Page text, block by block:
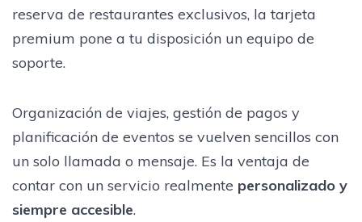
reserva de restaurantes exclusivos, la tarjeta
premium pone a tu disposición un equipo de
soporte.
Organización de viajes, gestión de pagos y
planificación de eventos se vuelven sencillos con
un solo llamada o mensaje. Es la ventaja de
contar con un servicio realmente personalizado y
siempre accesible.